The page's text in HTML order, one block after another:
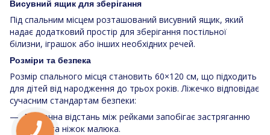
Висувний ящик для зберігання
Під спальним місцем розташований висувний ящик, який
надає додатковий простір для зберігання постільної
білизни, іграшок або інших необхідних речей.
Розміри та безпека
Розмір спального місця становить 60×120 см, що підходить
для дітей від народження до трьох років. Ліжечко відповідає
сучасним стандартам безпеки:
Безпечна відстань між рейками запобігає застряганню
ручок та ніжок малюка.